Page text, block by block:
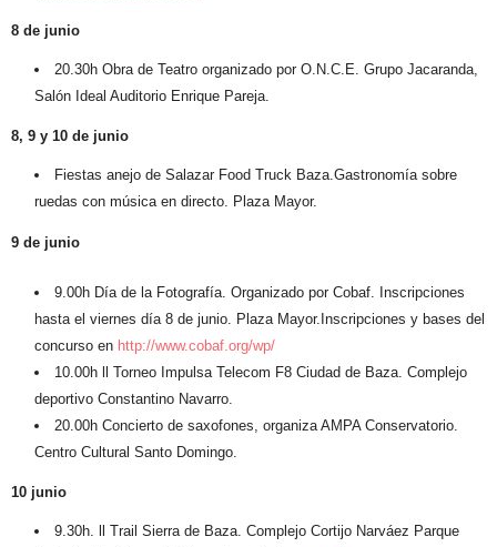
8 de junio
20.30h Obra de Teatro organizado por O.N.C.E. Grupo Jacaranda,
Salón Ideal Auditorio Enrique Pareja.
8, 9 y 10 de junio
Fiestas anejo de Salazar Food Truck Baza.Gastronomía sobre
ruedas con música en directo. Plaza Mayor.
9 de junio
9.00h Día de la Fotografía. Organizado por Cobaf. Inscripciones
hasta el viernes día 8 de junio. Plaza Mayor.Inscripciones y bases del
concurso en http://www.cobaf.org/wp/
10.00h
ll Torneo Impulsa Telecom F8 Ciudad de Baza. Complejo
deportivo Constantino Navarro.
20.00h Concierto de saxofones, organiza AMPA Conservatorio.
Centro Cultural Santo Domingo.
10 junio
9.30h. ll Trail Sierra de Baza. Complejo Cortijo Narváez Parque